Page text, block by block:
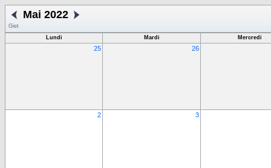
Mai 2022
Giet
Lundi
Mardi Mercredi
25 26
2 3